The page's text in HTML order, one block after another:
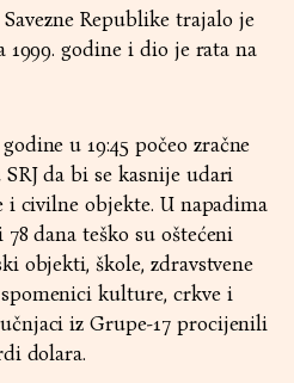
Republike trajalo je
1999. godine i dio je rata na
u 19:45 počeo zračne
da bi se kasnije udari
civilne objekte. U napadima
dana teško su oštećeni
objekti, škole, zdravstvene
kulture, crkve i
iz Grupe-17 procijenili
dolara.